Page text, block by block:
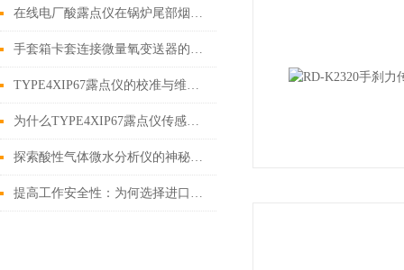
在线电厂酸露点仪在锅炉尾部烟道防腐控制中的关键作用
手套箱卡套连接微量氧变送器的维护与保养
TYPE4XIP67露点仪的校准与维护秘诀
为什么TYPE4XIP67露点仪传感器不能用于静态测量？
探索酸性气体微水分析仪的神秘力量
提高工作安全性：为何选择进口便携式防爆热值仪？